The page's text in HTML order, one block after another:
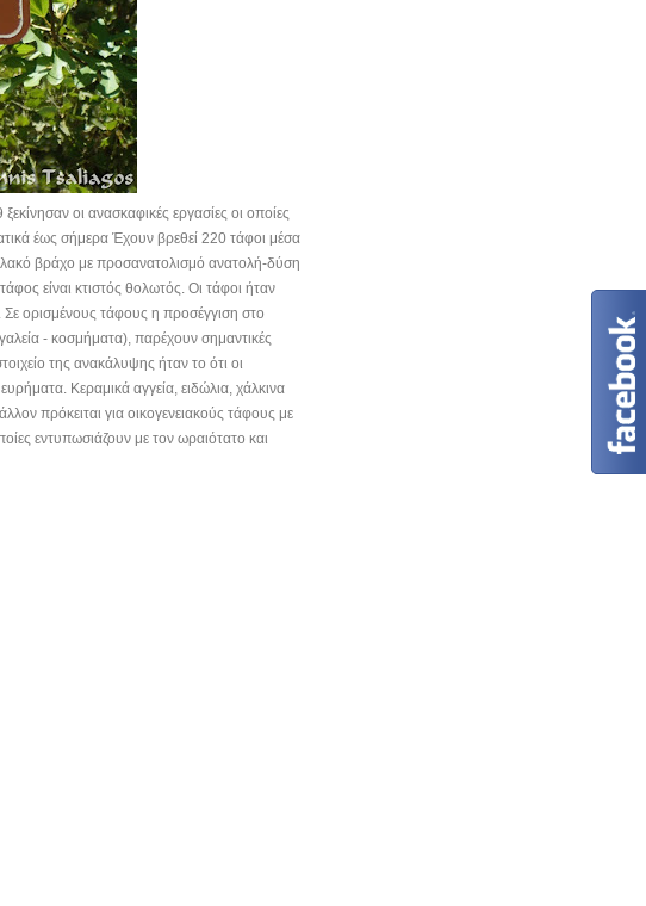
οι ανασκαφικές εργασίες οι οποίες
έως σήμερα Έχουν βρεθεί 220 τάφοι μέσα
βράχο με προσανατολισμό ανατολή-δύση
είναι κτιστός θολωτός. Οι τάφοι ήταν
Σε ορισμένους τάφους η προσέγγιση στο
- κοσμήματα), παρέχουν σημαντικές
της ανακάλυψης ήταν το ότι οι
Κεραμικά αγγεία, ειδώλια, χάλκινα
πρόκειται για οικογενειακούς τάφους με
εντυπωσιάζουν με τον ωραιότατο και